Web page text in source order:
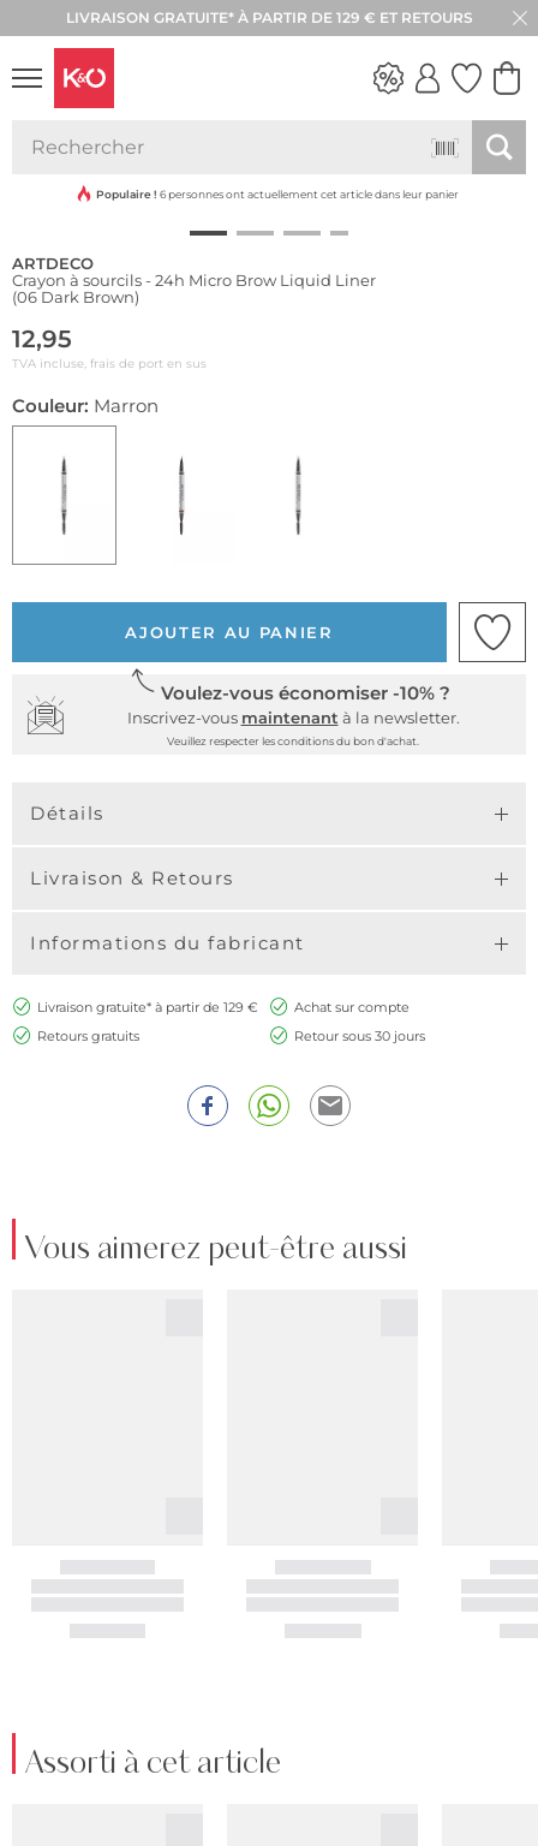
LIVRAISON GRATUITE* À PARTIR DE 129 € ET RETOURS
RETOUR SOUS 30 JOURS
VIBES
Résistant à l'eau
Populaire ! 6 personnes ont actuellement cet article dans leur panier
ARTDECO
Crayon à sourcils - 24h Micro Brow Liquid Liner
(06 Dark Brown)
12,95
TVA incluse, frais de port en sus
Couleur: Marron
AJOUTER AU PANIER
Voulez-vous économiser -10% ?
Inscrivez-vous maintenant à la newsletter.
Veuillez respecter les conditions du bon d'achat.
Détails
Livraison & Retours
Informations du fabricant
Livraison gratuite* à partir de 129 €
Achat sur compte
Retours gratuits
Retour sous 30 jours
Vous aimerez peut-être aussi
Assorti à cet article